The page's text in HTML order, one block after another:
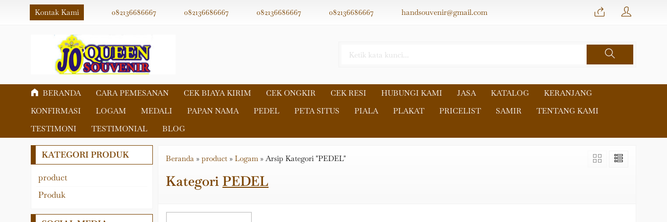
Kontak Kami 082136686667 082136686667 082136686667 082136686667 handsouvenir@gmail.com
BERANDA CARA PEMESANAN CEK BIAYA KIRIM CEK ONGKIR CEK RESI HUBUNGI KAMI JASA KATALOG
KERANJANG
KONFIRMASI
LOGAM MEDALI PAPAN NAMA PEDEL PETA SITUS PIALA PLAKAT PRICELIST SAMIR
TENTANG KAMI
TESTIMONI
TESTIMONIAL BLOG
Beranda »product »Logam »Arsip Kategori "PEDEL"
Kategori PEDEL
KATEGORI PRODUK
product
Akrilik
Produk